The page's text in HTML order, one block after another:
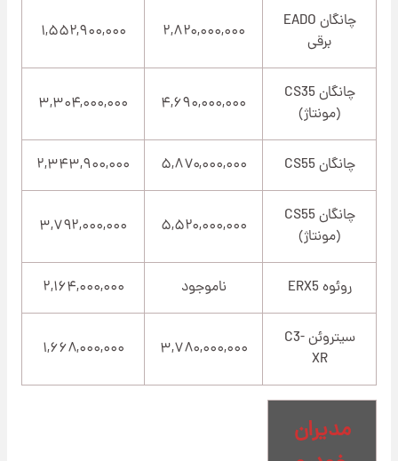
چانگان EADO
برقی
۲,۸۲۰,۰۰۰,۰۰۰ ۱,۵۵۲,۹۰۰,۰۰۰
چانگان CS35
(مونتاژ)
۴,۶۹۰,۰۰۰,۰۰۰ ۳,۳۰۴,۰۰۰,۰۰۰
چانگان CS55 ۵,۸۷۰,۰۰۰,۰۰۰ ۲,۳۴۳,۹۰۰,۰۰۰
چانگان CS55
(مونتاژ)
۵,۵۲۰,۰۰۰,۰۰۰ ۳,۷۹۲,۰۰۰,۰۰۰
روئوه ERX5 ناموجود ۲,۱۶۴,۰۰۰,۰۰۰
سیتروئن C3-
XR
۳,۷۸۰,۰۰۰,۰۰۰ ۱,۶۶۸,۰۰۰,۰۰۰
مدیران